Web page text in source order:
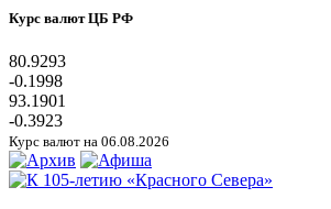
Курс валют ЦБ РФ
80.9293
-0.1998
93.1901
-0.3923
Курс валют на 06.08.2026